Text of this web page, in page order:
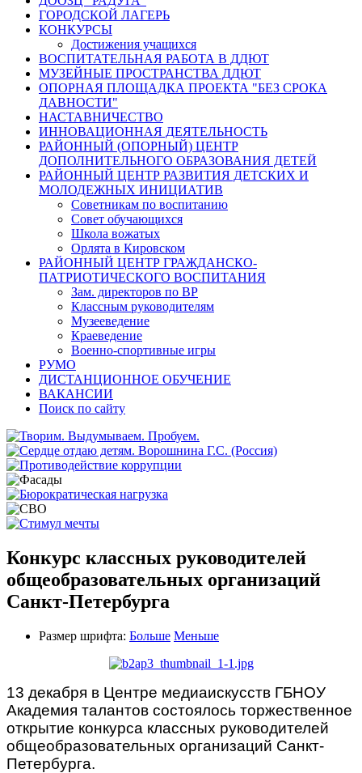
ГОРОДСКОЙ ЛАГЕРЬ
КОНКУРСЫ
Достижения учащихся
ВОСПИТАТЕЛЬНАЯ РАБОТА В ДДЮТ
МУЗЕЙНЫЕ ПРОСТРАНСТВА ДДЮТ
ОПОРНАЯ ПЛОЩАДКА ПРОЕКТА "БЕЗ СРОКА
ДАВНОСТИ"
НАСТАВНИЧЕСТВО
ИННОВАЦИОННАЯ ДЕЯТЕЛЬНОСТЬ
РАЙОННЫЙ (ОПОРНЫЙ) ЦЕНТР
ДОПОЛНИТЕЛЬНОГО ОБРАЗОВАНИЯ ДЕТЕЙ
РАЙОННЫЙ ЦЕНТР РАЗВИТИЯ ДЕТСКИХ И
МОЛОДЕЖНЫХ ИНИЦИАТИВ
Советникам по воспитанию
Совет обучающихся
Школа вожатых
Орлята в Кировском
РАЙОННЫЙ ЦЕНТР ГРАЖДАНСКО-
ПАТРИОТИЧЕСКОГО ВОСПИТАНИЯ
Зам. директоров по ВР
Классным руководителям
Музееведение
Краеведение
Военно-спортивные игры
РУМО
ДИСТАНЦИОННОЕ ОБУЧЕНИЕ
ВАКАНСИИ
Поиск по сайту
Конкурс классных руководителей
общеобразовательных организаций
Санкт-Петербурга
Размер шрифта: Больше Меньше
13 декабря в Центре медиаискусств ГБНОУ
Академия талантов состоялось торжественное
открытие конкурса классных руководителей
общеобразовательных организаций Санкт-
Петербурга.